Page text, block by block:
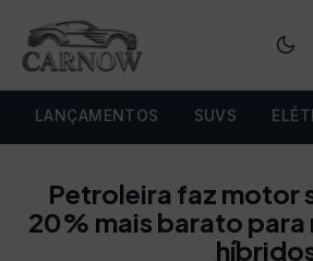
LANÇAMENTOS SUVS
Petroleira faz motor
20% mais barato